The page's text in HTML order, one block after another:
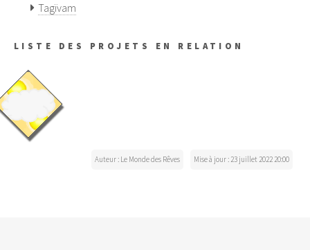
Tagïvam
LISTE DES PROJETS EN RELATION
Mise à jour : 23 juillet 2022 20:00
Auteur : Le Monde des Rêves